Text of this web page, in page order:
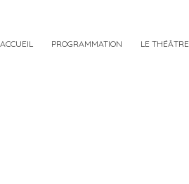
ACCUEIL PROGRAMMATION LE THÉÂTRE